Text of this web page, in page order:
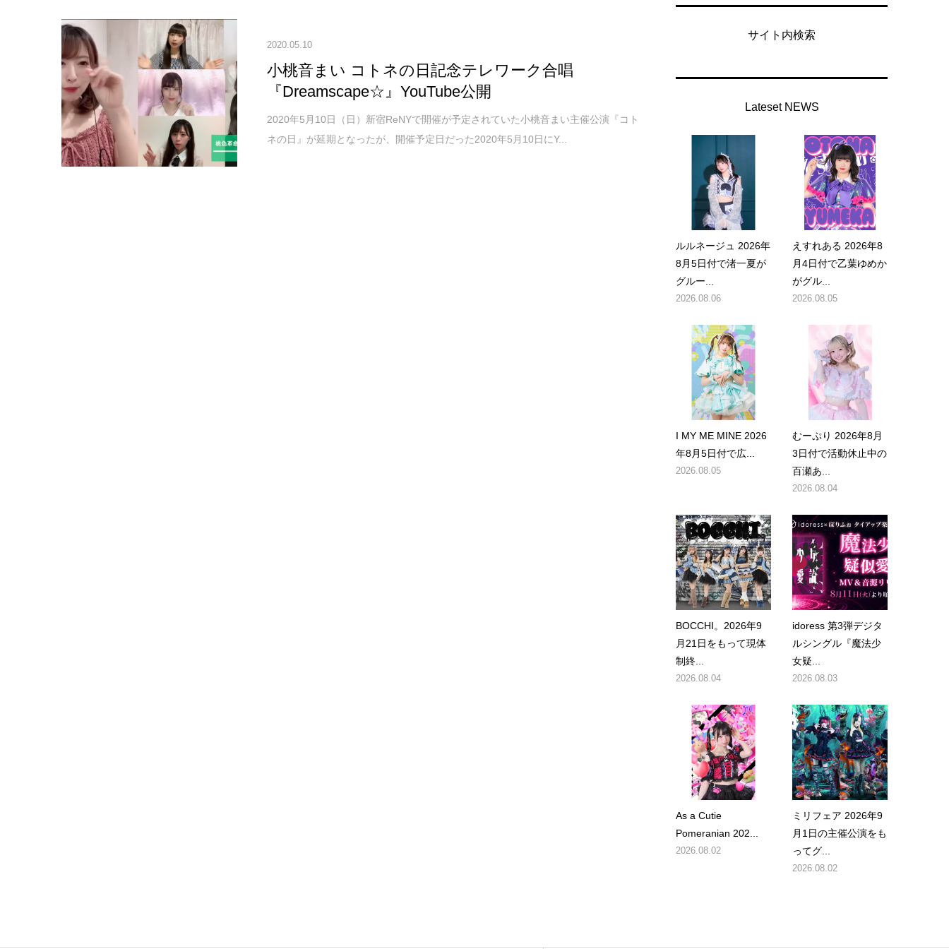
2020.05.10
小桃音まい コトネの日記念テレワーク合唱
『Dreamscape☆』YouTube公開
2020年5月10日（日）新宿ReNYで開催が予定されていた小桃音まい主催公演『コト
ネの日』が延期となったが、開催予定日だった2020年5月10日にY...
サイト内検索
Lateset NEWS
ルルネージュ 2026年
8月5日付で渚一夏が
グルー...
2026.08.06
えすれある 2026年8
月4日付で乙葉ゆめか
がグル...
2026.08.05
I MY ME MINE 2026
年8月5日付で広...
2026.08.05
むーぷり 2026年8月
3日付で活動休止中の
百瀬あ...
2026.08.04
BOCCHI。2026年9
月21日をもって現体
制終...
2026.08.04
idoress 第3弾デジタ
ルシングル『魔法少
女疑...
2026.08.03
As a Cutie
Pomeranian 202...
2026.08.02
ミリフェア 2026年9
月1日の主催公演をも
ってグ...
2026.08.02